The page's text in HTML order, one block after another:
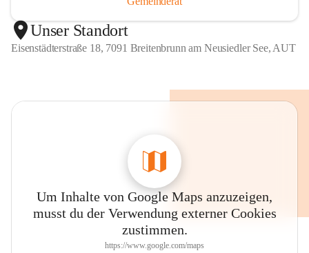
Unser Standort
Eisenstädterstraße 18, 7091 Breitenbrunn am Neusiedler See, AUT
Um Inhalte von Google Maps anzuzeigen,
musst du der Verwendung externer Cookies
zustimmen.
https://www.google.com/maps